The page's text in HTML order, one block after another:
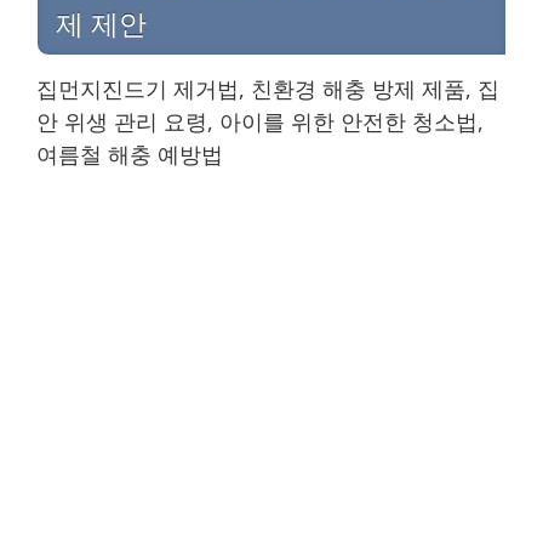
제 제안
집먼지진드기 제거법, 친환경 해충 방제 제품, 집
안 위생 관리 요령, 아이를 위한 안전한 청소법,
여름철 해충 예방법